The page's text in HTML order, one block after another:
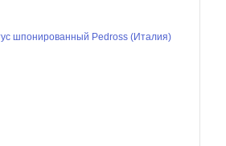
шпонированный Pedross (Италия)